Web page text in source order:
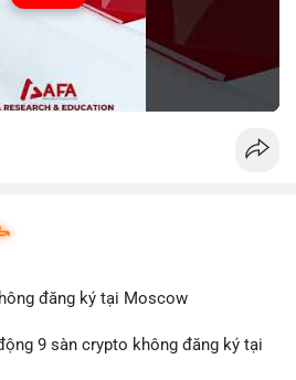
đăng ký tại Moscow
9 sàn crypto không đăng ký tại